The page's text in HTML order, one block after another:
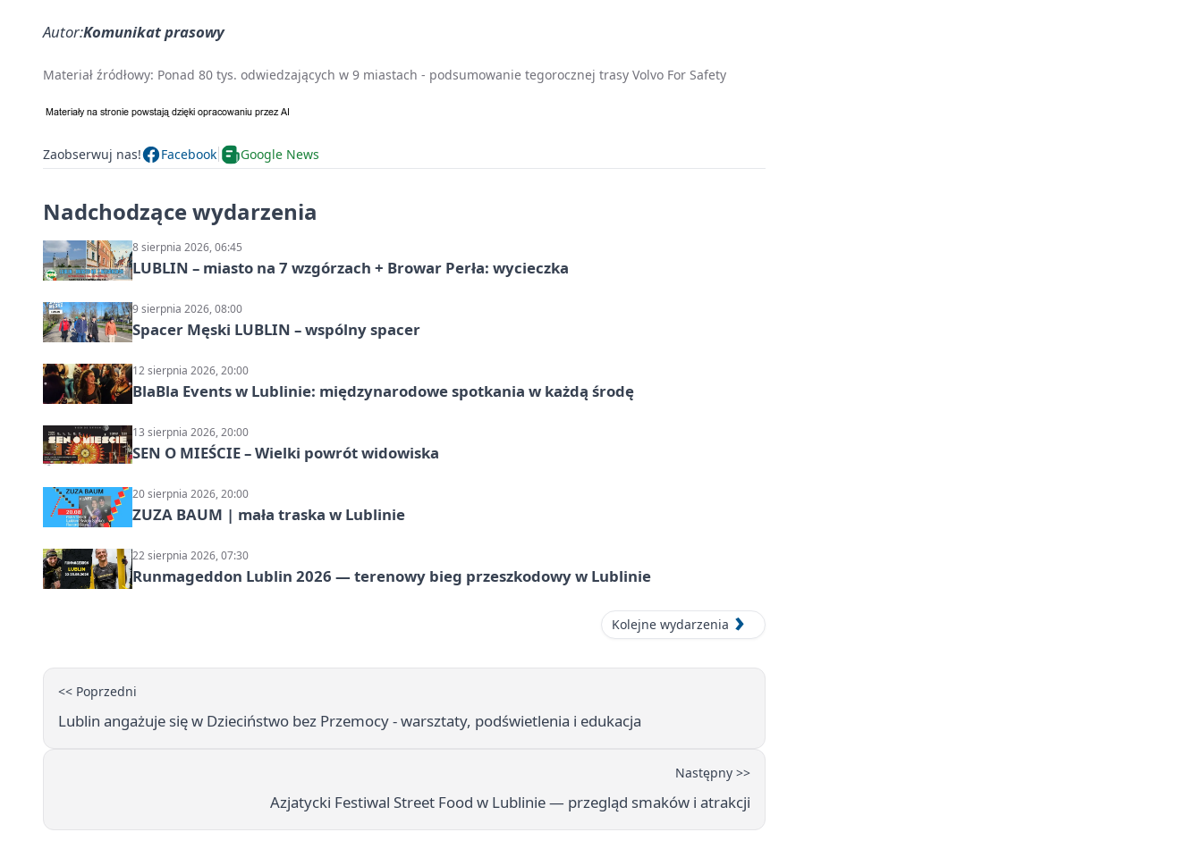
Autor:Komunikat prasowy
Materiał źródłowy: Ponad 80 tys. odwiedzających w 9 miastach - podsumowanie tegorocznej trasy Volvo For Safety
Zaobserwuj nas! Facebook Google News
Nadchodzące wydarzenia
8 sierpnia 2026, 06:45
LUBLIN – miasto na 7 wzgórzach + Browar Perła: wycieczka
9 sierpnia 2026, 08:00
Spacer Męski LUBLIN – wspólny spacer
12 sierpnia 2026, 20:00
BlaBla Events w Lublinie: międzynarodowe spotkania w każdą środę
13 sierpnia 2026, 20:00
SEN O MIEŚCIE – Wielki powrót widowiska
20 sierpnia 2026, 20:00
ZUZA BAUM | mała traska w Lublinie
22 sierpnia 2026, 07:30
Runmageddon Lublin 2026 — terenowy bieg przeszkodowy w Lublinie
Kolejne wydarzenia
<< Poprzedni
Lublin angażuje się w Dzieciństwo bez Przemocy - warsztaty, podświetlenia i edukacja
Następny >>
Azjatycki Festiwal Street Food w Lublinie — przegląd smaków i atrakcji